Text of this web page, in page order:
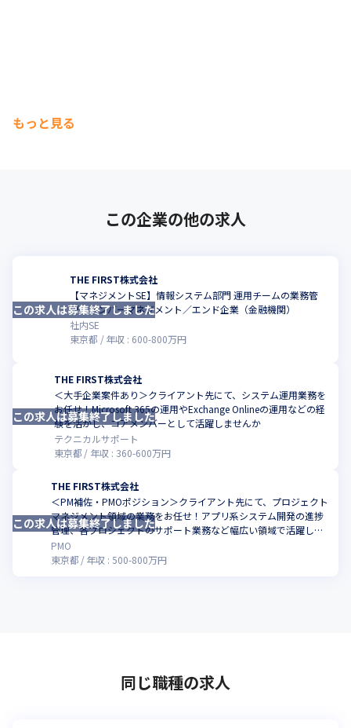
もっと見る
この企業の他の求人
THE FIRST株式会社
【マネジメントSE】情報システム部門 運用チームの業務管
理、メンバーマネジメント／エンド企業（金融機関）
社内SE
東京都
年収 : 600-800万円
この求人は募集終了しました
THE FIRST株式会社
＜大手企業案件あり＞クライアント先にて、システム運用業務を
お任せ！Microsoft 365の運用やExchange Onlineの運用などの経
験を活かし、コアメンバーとして活躍しませんか
テクニカルサポート
東京都
年収 : 360-600万円
この求人は募集終了しました
THE FIRST株式会社
＜PM補佐・PMOポジション＞クライアント先にて、プロジェクト
マネジメント領域の業務をお任せ！アプリ系システム開発の進捗
管理、各プロジェクトのサポート業務など幅広い領域で活躍しま
せんか
PMO
東京都
年収 :500-800万円
この求人は募集終了しました
同じ職種の求人